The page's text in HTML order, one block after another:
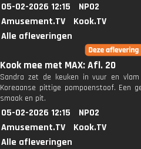
05-02-2026 12:15
NPO2
Amusement.TV
Kook.TV
Alle afleveringen
Kook mee met MAX: Afl. 20
Sandra zet de keuken in vuur en
Koreaanse pittige pompoenstoof. Een
smaak en pit.
05-02-2026 12:15
NPO2
Amusement.TV
Kook.TV
Alle afleveringen